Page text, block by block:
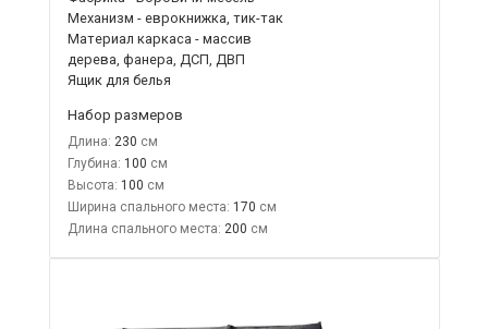
Механизм - еврокнижка, тик-так
Материал каркаса - массив
дерева, фанера, ДСП, ДВП
Ящик для белья
Набор размеров
Длина: 230
Глубина: 100
Высота: 100
Ширина спального места: 170
Длина спального места: 200